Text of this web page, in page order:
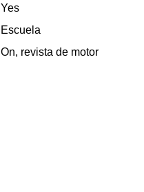
Yes
Escuela
On, revista de motor